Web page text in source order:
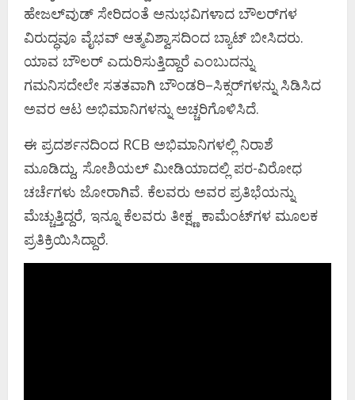
ಹೇಜಲ್‌ವುಡ್ ಸೇರಿದಂತೆ ಅನುಭವಿಗಳಾದ ಬೌಲರ್‌ಗಳ
ವಿರುದ್ಧವೂ ವೈಭವ್ ಆತ್ಮವಿಶ್ವಾಸದಿಂದ ಬ್ಯಾಟ್ ಬೀಸಿದರು.
ಯಾವ ಬೌಲರ್ ಎದುರಿಸುತ್ತಿದ್ದಾರೆ ಎಂಬುದನ್ನು
ಗಮನಿಸದೇಲೇ ಸತತವಾಗಿ ಬೌಂಡರಿ–ಸಿಕ್ಸರ್‌ಗಳನ್ನು ಸಿಡಿಸಿದ
ಅವರ ಆಟ ಅಭಿಮಾನಿಗಳನ್ನು ಅಚ್ಚರಿಗೊಳಿಸಿದೆ.
ಈ ಪ್ರದರ್ಶನದಿಂದ RCB ಅಭಿಮಾನಿಗಳಲ್ಲಿ ನಿರಾಶೆ
ಮೂಡಿದ್ದು, ಸೋಶಿಯಲ್ ಮೀಡಿಯಾದಲ್ಲಿ ಪರ-ವಿರೋಧ
ಚರ್ಚೆಗಳು ಜೋರಾಗಿವೆ. ಕೆಲವರು ಅವರ ಪ್ರತಿಭೆಯನ್ನು
ಮೆಚ್ಚುತ್ತಿದ್ದರೆ, ಇನ್ನೂ ಕೆಲವರು ತೀಕ್ಷ್ಣ ಕಾಮೆಂಟ್‌ಗಳ ಮೂಲಕ
ಪ್ರತಿಕ್ರಿಯಿಸಿದ್ದಾರೆ.